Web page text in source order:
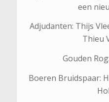
een
Adjudanten: Thijs
Thieu
Gouden
Boeren Bruidspaar: